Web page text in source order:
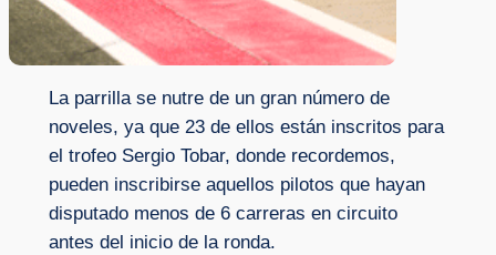
La parrilla se nutre de un gran número de
noveles, ya que 23 de ellos están inscritos para
el trofeo Sergio Tobar, donde recordemos,
pueden inscribirse aquellos pilotos que hayan
disputado menos de 6 carreras en circuito
antes del inicio de la ronda.